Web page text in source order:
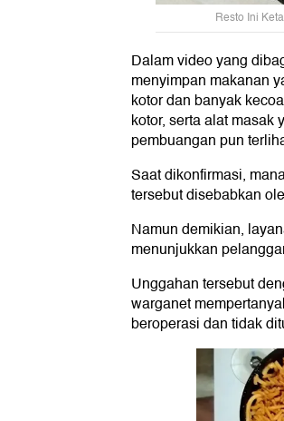
Resto Ini
Dalam video yang
menyimpan makanan
kotor dan banyak
kotor, serta alat
pembuangan pun
Saat dikonfirmasi,
tersebut disebabkan
Namun demikian,
menunjukkan
Unggahan tersebut
warganet
beroperasi dan tidak